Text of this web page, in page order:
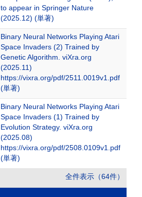
to appear in Springer Nature
(2025.12) (単著)
Binary Neural Networks Playing Atari
Space Invaders (2) Trained by
Genetic Algorithm. viXra.org
(2025.11)
https://vixra.org/pdf/2511.0019v1.pdf
(単著)
Binary Neural Networks Playing Atari
Space Invaders (1) Trained by
Evolution Strategy. viXra.org
(2025.08)
https://vixra.org/pdf/2508.0109v1.pdf
(単著)
全件表示（64件）